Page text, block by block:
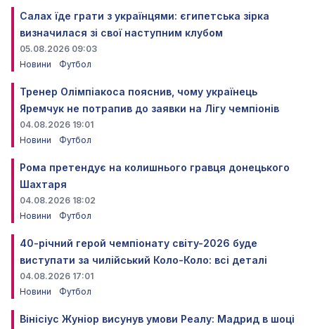
Салах їде грати з українцями: єгипетська зірка
визначилася зі свої наступним клубом
05.08.2026 09:03
Новини
Футбол
Тренер Олімпіакоса пояснив, чому українець
Яремчук не потрапив до заявки на Лігу чемпіонів
04.08.2026 19:01
Новини
Футбол
Рома претендує на колишнього гравця донецького
Шахтаря
04.08.2026 18:02
Новини
Футбол
40-річний герой чемпіонату світу-2026 буде
виступати за чилійський Коло-Коло: всі деталі
04.08.2026 17:01
Новини
Футбол
Вінісіус Жуніор висунув умови Реалу: Мадрид в шоці